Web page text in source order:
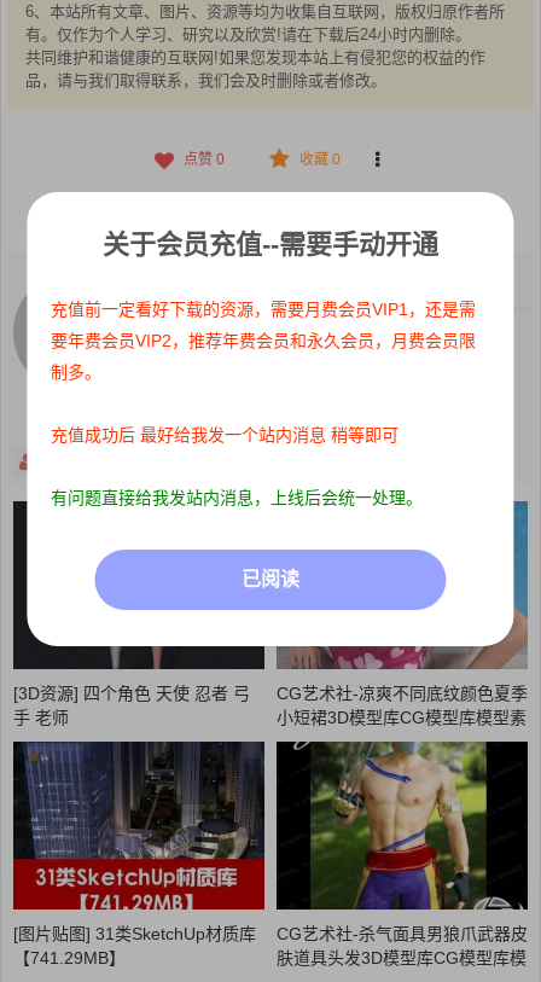
6、本站所有文章、图片、资源等均为收集自互联网，版权归原作者所
有。仅作为个人学习、研究以及欣赏!请在下载后24小时内删除。
共同维护和谐健康的互联网!如果您发现本站上有侵犯您的权益的作
品，请与我们取得联系，我们会及时删除或者修改。
点赞 0 收藏 0
这个人很懒，什么都没写
[3D资源] 四个角色 天使 忍者 弓
手 老师
CG艺术社-凉爽不同底纹颜色夏季
小短裙3D模型库CG模型库模型素
材CG88艺术社
[图片贴图] 31类SketchUp材质库
【741.29MB】
CG艺术社-杀气面具男狼爪武器皮
肤道具头发3D模型库CG模型库模
关于会员充值--需要手动开通
充值前一定看好下载的资源，需要月费会员VIP1，还是需
要年费会员VIP2，推荐年费会员和永久会员，月费会员限
制多。
充值成功后 最好给我发一个站内消息 稍等即可
有问题直接给我发站内消息，上线后会统一处理。
已阅读